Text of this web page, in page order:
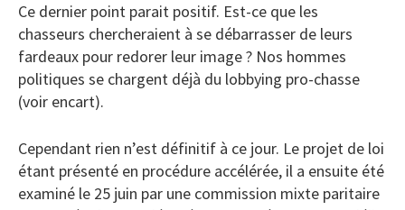
Ce dernier point parait positif. Est-ce que les
chasseurs chercheraient à se débarrasser de leurs
fardeaux pour redorer leur image ? Nos hommes
politiques se chargent déjà du lobbying pro-chasse
(voir encart).
Cependant rien n’est définitif à ce jour. Le projet de loi
étant présenté en procédure accélérée, il a ensuite été
examiné le 25 juin par une commission mixte paritaire